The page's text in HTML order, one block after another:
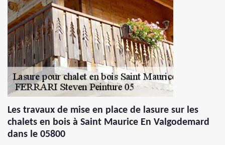
Les travaux de mise en place de lasure sur les
chalets en bois à Saint Maurice En Valgodemard
dans le 05800